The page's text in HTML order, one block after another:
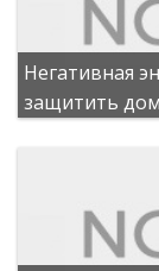
Негативная
защитить дом